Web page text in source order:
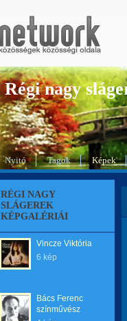
Régi nagy
Nyitó Tagok Képek
RÉGI NAGY
SLÁGEREK
KÉPGALÉRIÁI
Vincze Viktória
6 kép
Bács Ferenc
színművész